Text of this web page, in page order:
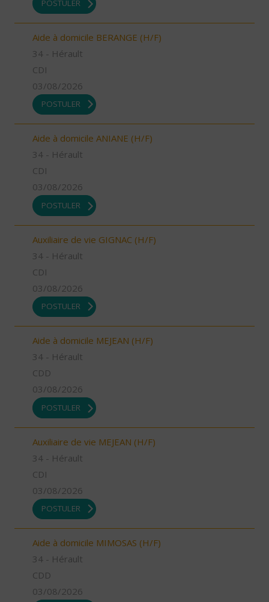
POSTULER
Aide à domicile BERANGE (H/F)
34 - Hérault
CDI
03/08/2026
POSTULER
Aide à domicile ANIANE (H/F)
34 - Hérault
CDI
03/08/2026
POSTULER
Auxiliaire de vie GIGNAC (H/F)
34 - Hérault
CDI
03/08/2026
POSTULER
Aide à domicile MEJEAN (H/F)
34 - Hérault
CDD
03/08/2026
POSTULER
Auxiliaire de vie MEJEAN (H/F)
34 - Hérault
CDI
03/08/2026
POSTULER
Aide à domicile MIMOSAS (H/F)
34 - Hérault
CDD
03/08/2026